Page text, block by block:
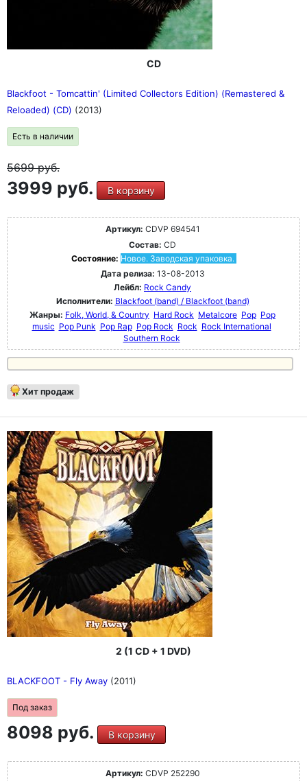
CD
Blackfoot - Tomcattin' (Limited Collectors Edition) (Remastered &
Reloaded) (CD) (2013)
Есть в наличии
5699руб.
3999 руб. В корзину
Артикул: CDVP 694541
Состав: CD
Состояние: Новое. Заводская упаковка.
Дата релиза: 13-08-2013
Лейбл: Rock Candy
Исполнители: Blackfoot (band) / Blackfoot (band)
Жанры: Folk, World, & Country Hard Rock Metalcore Pop Pop
music Pop Punk Pop Rap Pop Rock Rock Rock International
Southern Rock
Хит продаж
2 (1 CD + 1 DVD)
BLACKFOOT - Fly Away (2011)
Под заказ
8098 руб. В корзину
Артикул: CDVP 252290